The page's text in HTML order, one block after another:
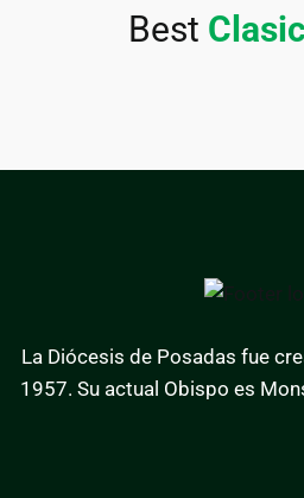
Best
La Diócesis de Posadas fue
1957. Su actual Obispo es